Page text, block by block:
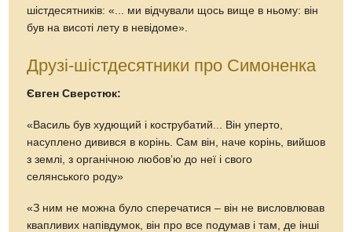
шістдесятників: «... ми відчували щось вище в ньому: він
був на висоті лету в невідоме».
Друзі-шістдесятники про Симоненка
Євген Сверстюк:
«Василь був худющий і кострубатий... Він уперто,
насуплено дивився в корінь. Сам він, наче корінь, вийшов
з землі, з органічною любов’ю до неї і свого
селянського роду»
«З ним не можна було сперечатися – він не висловлював
квапливих напівдумок, він про все подумав і там, де інші